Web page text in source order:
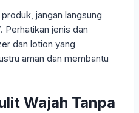
jangan langsung
Perhatikan jenis dan
dan lotion yang
aman dan membantu
Wajah Tanpa